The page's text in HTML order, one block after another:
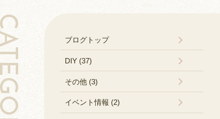
ブログトップ
DIY (37)
その他 (3)
イベント情報 (2)